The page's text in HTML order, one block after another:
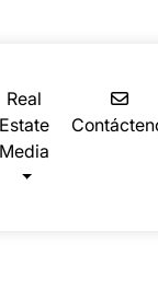
Real
Estate
Media